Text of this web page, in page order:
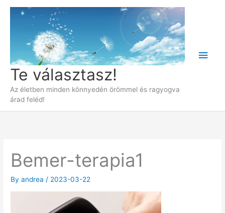
Skip
Te választasz!
Az életben minden könnyedén örömmel és ragyogva
árad feléd!
Main
Bemer-terapia1
Byandrea / 2023-03-22